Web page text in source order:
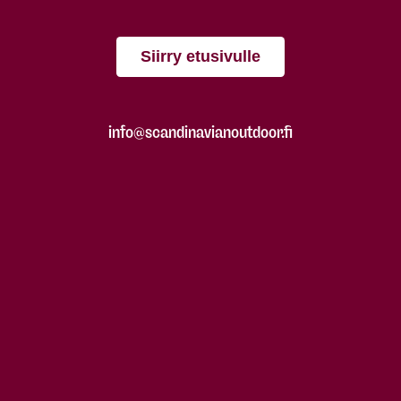
Siirry etusivulle
info@scandinavianoutdoor.fi